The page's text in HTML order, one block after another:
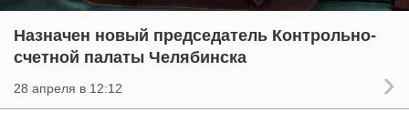
Назначен новый председатель Контрольно-
счетной палаты Челябинска
28 апреля в 12:12